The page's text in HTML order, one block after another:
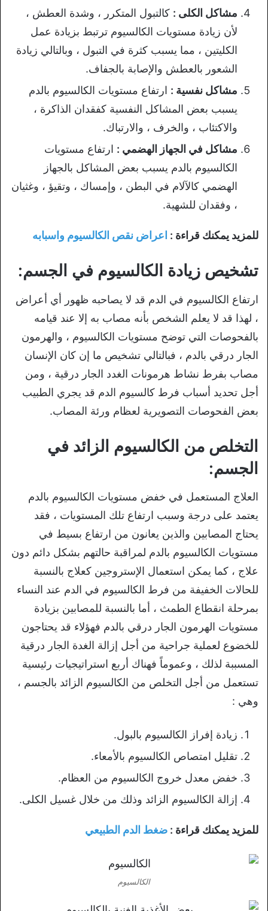
مشاكل الكلى : كالتبول المتكرر ، وشدة العطش ،
لأن زيادة مستويات الكالسيوم ترتبط بزيادة عمل
الكليتين ، مما يسبب كثرة في التبول ، وبالتالي زيادة
الشعور بالعطش والإصابة بالجفاف.
مشاكل نفسية : ارتفاع مستويات الكالسيوم بالدم
يسبب بعض المشاكل النفسية كفقدان الذاكرة ،
والاكتئاب ، والخرف ، والارتباك.
مشاكل في الجهاز الهضمي : ارتفاع مستويات
الكالسيوم بالدم يسبب بعض المشاكل بالجهاز
الهضمي كالآلام في البطن ، وإمساك ، وتقيؤ ، وغثيان
، وفقدان للشهية.
للمزيد يمكنك قراءة : اعراض نقص الكالسيوم واسبابه
تشخيص زيادة الكالسيوم في الجسم:
ارتفاع الكالسيوم في الدم قد لا يصاحبه ظهور أي أعراض
، لهذا قد لا يعلم الشخص بأنه مصاب به إلا عند قيامه
بالفحوصات التي توضح مستويات الكالسيوم ، والهرمون
الجار درقي بالدم ، فبالتالي تشخيص ما إن كان الإنسان
مصاب بفرط نشاط هرمونات الغدد الجار درقية ، ومن
أجل تحديد أسباب فرط كالسيوم الدم قد يجري الطبيب
بعض الفحوصات التصويرية لعظام ورئة المصاب.
التخلص من الكالسيوم الزائد في
الجسم:
العلاج المستعمل في خفض مستويات الكالسيوم بالدم
يعتمد على درجة وسبب ارتفاع تلك المستويات ، فقد
يحتاج المصابين والذين يعانون من ارتفاع بسيط في
مستويات الكالسيوم بالدم لمراقبة حالتهم بشكل دائم دون
علاج ، كما يمكن استعمال الإستروجين كعلاج بالنسبة
للحالات الخفيفة من فرط الكالسيوم في الدم عند النساء
بمرحلة انقطاع الطمث ، أما بالنسبة للمصابين بزيادة
مستويات الهرمون الجار درقي بالدم فهؤلاء قد يحتاجون
للخضوع لعملية جراحية من أجل إزالة الغدة الجار درقية
المسببة لذلك ، وعموماً فهناك أربع استراتيجيات رئيسية
تستعمل من أجل التخلص من الكالسيوم الزائد بالجسم ،
وهي :
زيادة إفراز الكالسيوم بالبول.
تقليل امتصاص الكالسيوم بالأمعاء.
خفض معدل خروج الكالسيوم من العظام.
إزالة الكالسيوم الزائد وذلك من خلال غسيل الكلى.
للمزيد يمكنك قراءة : ضغط الدم الطبيعي
الكالسيوم